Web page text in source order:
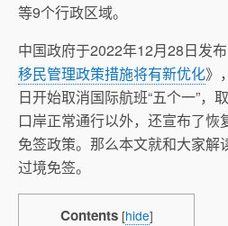
等9个行政区域。
中国政府于2022年12月28日发
移民管理政策措施将有新优化》
日开始取消国际航班“五个一”，
口岸正常通行以外，还宣布了恢
免签政策。那么本文就和大家解
过境免签。
Contents [hide]